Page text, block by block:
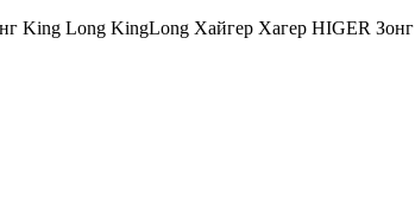
King Long KingLong Хайгер Хагер HIGER